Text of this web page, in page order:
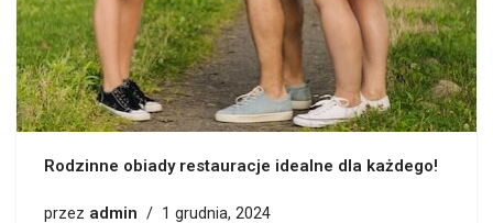
Rodzinne obiady restauracje idealne dla każdego!
przez admin 1 grudnia, 2024